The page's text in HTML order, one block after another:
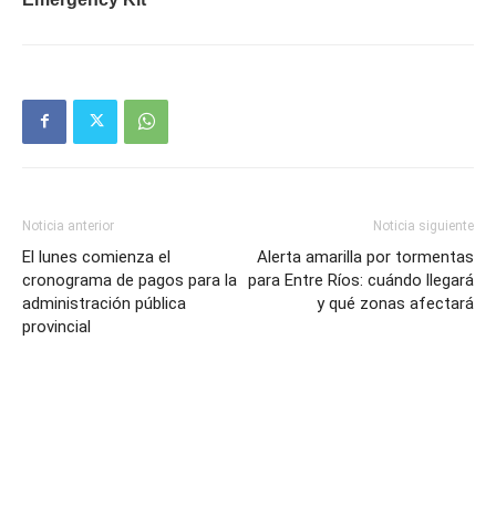
Noticia anterior
El lunes comienza el
cronograma de pagos para la
administración pública
provincial
Noticia siguiente
Alerta amarilla por tormentas
para Entre Ríos: cuándo llegará
y qué zonas afectará